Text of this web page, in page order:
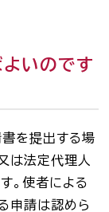
よいのです
を提出する場
は法定代理人
。使者による
申請は認めら